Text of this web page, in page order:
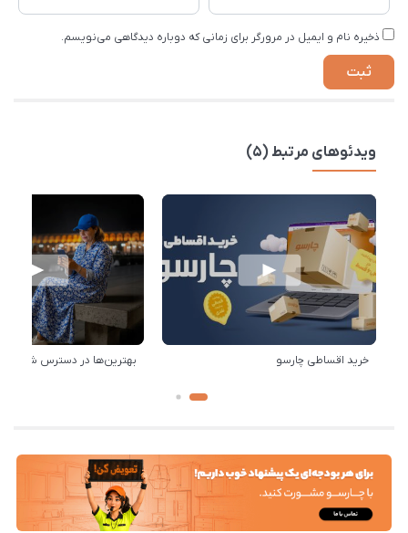
ذخیره نام و ایمیل در مرورگر برای زمانی که دوباره دیدگاهی می‌نویسم.
ویدئوهای مرتبط (5)
خرید اقساطی چارسو بهترین‌ها در دسترس